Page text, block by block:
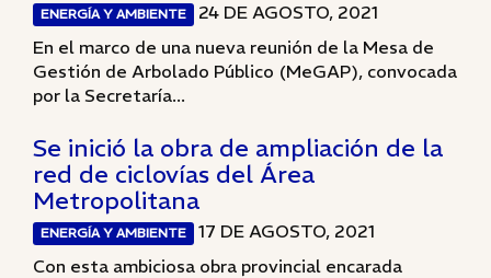
ENERGÍA Y AMBIENTE
24 DE AGOSTO, 2021
En el marco de una nueva reunión de la Mesa de
Gestión de Arbolado Público (MeGAP), convocada
por la Secretaría...
Se inició la obra de ampliación de la
red de ciclovías del Área
Metropolitana
ENERGÍA Y AMBIENTE
17 DE AGOSTO, 2021
Con esta ambiciosa obra provincial encarada